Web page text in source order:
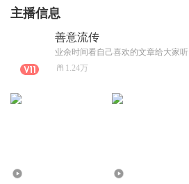
主播信息
善意流传
业余时间看自己喜欢的文章给大家听
1.24万